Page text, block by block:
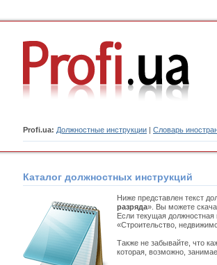
Profi.ua: Должностные инструкции | Словарь
Каталог должностных инструкций
Ниже представлен текст
разряда». Вы можете
Если текущая должностная
«Строительство,
Также не забывайте, что
которая, возможно,